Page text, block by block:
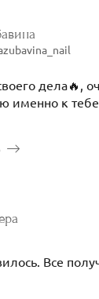
дела🔥,
именно к
Все